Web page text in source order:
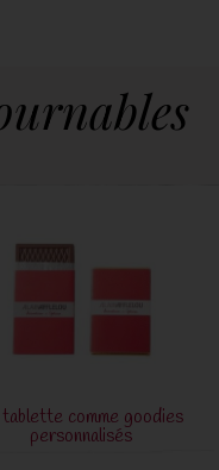
comme goodies
personnalisés